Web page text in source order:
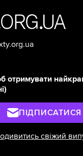
отримувати
ПІДПИСАТИСЯ
свіжий